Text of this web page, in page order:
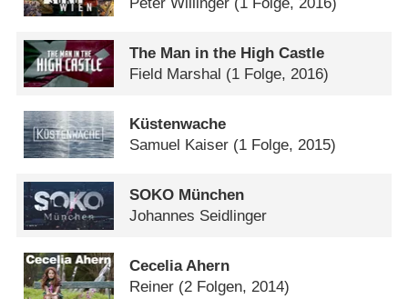
The Man in the High Castle
Field Marshal (1 Folge, 2016)
Küstenwache
Samuel Kaiser (1 Folge, 2015)
SOKO München
Johannes Seidlinger
Cecelia Ahern
Reiner (2 Folgen, 2014)